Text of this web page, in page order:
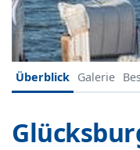
Überblick Galerie